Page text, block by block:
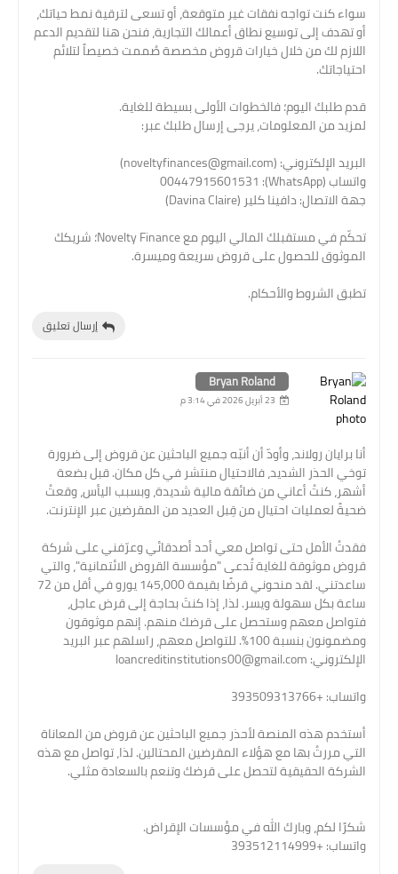
سواء كنت تواجه نفقات غير متوقعة، أو تسعى لترقية نمط حياتك،
أو تهدف إلى توسيع نطاق أعمالك التجارية، فنحن هنا لتقديم الدعم
اللازم لك من خلال خيارات قروض مخصصة صُممت خصيصاً لتلائم
احتياجاتك.
قدم طلبك اليوم؛ فالخطوات الأولى بسيطة للغاية.
لمزيد من المعلومات، يرجى إرسال طلبك عبر:
البريد الإلكتروني: (noveltyfinances@gmail.com)
واتساب (WhatsApp): 00447915601531
جهة الاتصال: دافينا كلير (Davina Claire)
تحكّم في مستقبلك المالي اليوم مع Novelty Finance؛ شريكك
الموثوق للحصول على قروض سريعة وميسرة.
تطبق الشروط والأحكام.
إرسال تعليق
Bryan Roland
23 أبريل 2026 في 3:14 م
أنا برايان رولاند، وأودّ أن أنبّه جميع الباحثين عن قروض إلى ضرورة
توخي الحذر الشديد، فالاحتيال منتشر في كل مكان. قبل بضعة
أشهر، كنتُ أعاني من ضائقة مالية شديدة، وبسبب اليأس، وقعتُ
ضحيةً لعمليات احتيال من قِبل العديد من المقرضين عبر الإنترنت.
فقدتُ الأمل حتى تواصل معي أحد أصدقائي وعرّفني على شركة
قروض موثوقة للغاية تُدعى "مؤسسة القروض الائتمانية"، والتي
ساعدتني. لقد منحوني قرضًا بقيمة 145,000 يورو في أقل من 72
ساعة بكل سهولة ويسر. لذا، إذا كنتَ بحاجة إلى قرض عاجل،
فتواصل معهم وستحصل على قرضك منهم. إنهم موثوقون
ومضمونون بنسبة 100%. للتواصل معهم، راسلهم عبر البريد
الإلكتروني: loancreditinstitutions00@gmail.com
واتساب: +393509313766
أستخدم هذه المنصة لأحذر جميع الباحثين عن قروض من المعاناة
التي مررتُ بها مع هؤلاء المقرضين المحتالين. لذا، تواصل مع هذه
الشركة الحقيقية لتحصل على قرضك وتنعم بالسعادة مثلي.
شكرًا لكم، وبارك الله في مؤسسات الإقراض.
واتساب: +393512114999